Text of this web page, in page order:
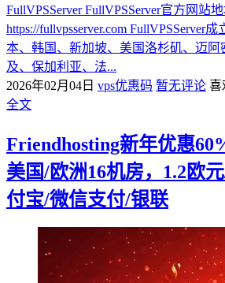
FullVPSServer FullVPSServer官方网站地
https://fullvpsserver.com FullVPSServer
本、韩国、新加坡、美国洛杉矶、迈
及、保加利亚、法...
2026年02月04日 vps优惠码 暂无评论 喜
全文
Friendhosting新年优惠
美国/欧洲16机房，1.2欧
付宝/微信支付/银联